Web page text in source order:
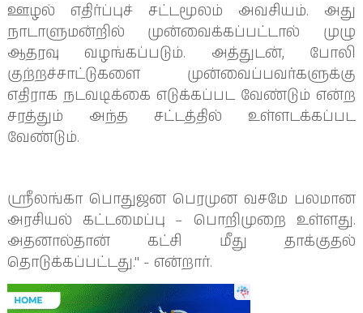
ஊழல் எதிர்ப்புச் சட்டமூலம் அவசியம். அது
நாடாளுமன்றில் முன்வைக்கப்பட்டால் முழு
ஆதரவு வழங்கப்படும். அத்துடன், போலி
குற்றச்சாட்டுகளை முன்வைப்பவர்களுக்கு
எதிராக நடவடிக்கை எடுக்கப்பட வேண்டும் என்ற
சரத்தும் அந்த சட்டத்தில் உள்ளடக்கப்பட
வேண்டும்.
ஶ்ரீலங்கா பொதுஜன பெரமுன வசமே பலமான
அரசியல் கட்டமைப்பு – பொறிமுறை உள்ளது.
அதனால்தான் கட்சி மீது தாக்குதல்
தொடுக்கப்பட்டது." - என்றார்.